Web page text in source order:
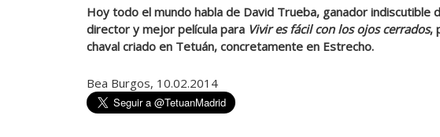
Hoy todo el mundo habla de David Trueba, ganador indiscutible
director y mejor película para Vivir es fácil con los ojos cerrados,
chaval criado en Tetuán, concretamente en Estrecho.
Bea Burgos, 10.02.2014